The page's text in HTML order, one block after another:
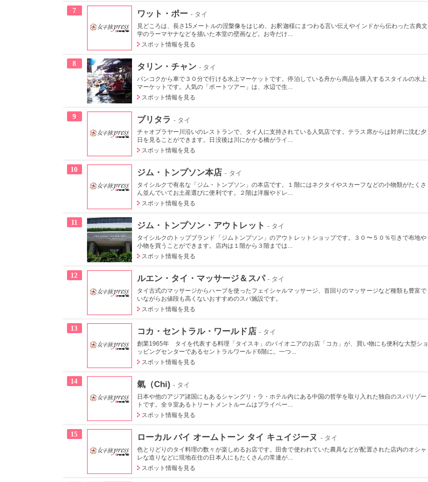
7 ワット・ポー - タイ
見どころは、長さ15メートルの涅槃像をはじめ、お釈迦様にまつわる言い伝えやインドから伝わった古典文
学のラーマヤナなどを描いた本堂の壁画など。お寺だけ...
スポット情報を見る
8 タリン・チャン - タイ
バンコクから車で３０分で行ける水上マーケットです。停泊している舟から商品を購入するスタイルの水上
マーケットです。人気の「ボートツアー」は、水辺で生...
スポット情報を見る
9 ブリタラ - タイ
チャオプラヤー川沿いのレストランで、タイ人に支持されている人気店です。テラス席からは対岸に沈む夕
日を見ることができます。日没後は川にかかる橋がライ...
スポット情報を見る
10 ジム・トンプソン本店 - タイ
タイシルクで有名な「ジム・トンプソン」の本店です。１階にはネクタイやスカーフなどの小物類がたくさ
ん並んでいてお土産選びに便利です。２階は洋服やドレ...
スポット情報を見る
11 ジム・トンプソン・アウトレット - タイ
タイシルクのトップブランド「ジムトンプソン」のアウトレットショップです。３０〜５０％引きで布地や
小物を買うことができます。店内は１階から３階までは...
スポット情報を見る
12 ルエン・タイ・マッサージ＆スパ - タイ
タイ古式のマッサージからハーブを使ったフェイシャルマッサージ、首回りのマッサージなど種類も豊富で
いながらお値段も高くないおすすめのスパ施設です。
スポット情報を見る
13 コカ・セントラル・ワールド店 - タイ
創業1965年 タイを代表する料理「タイスキ」のパイオニアのお店「コカ」が、買い物にも便利な大型ショ
ッピングセンターであるセントラルワールド6階に。一つ...
スポット情報を見る
14 氣（Chi) - タイ
日本や他のアジア諸国にもあるシャングリ・ラ・ホテル内にある中国の哲学を取り入れた独自のスパリゾー
トです。全９室あるトリートメントルームはプライベー...
スポット情報を見る
15 ローカル バイ オームトーン タイ キュイジーヌ - タイ
色とりどりのタイ料理の数々が楽しめるお店です。田舎で使われていた農具などが配置された店内のオシャ
レな造りなどに現地在住の日本人にもたくさんの常連が...
スポット情報を見る